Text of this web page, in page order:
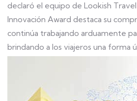
declaró el equipo de Lookish
Innovación Award destaca su
continúa trabajando arduamente
brindando a los viajeros una forma